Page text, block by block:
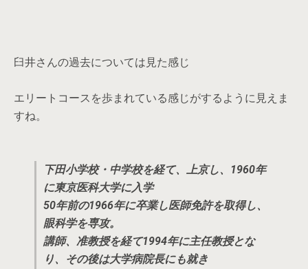
臼井さんの過去については見た感じ
エリートコースを歩まれている感じがするように見えま
すね。
下田小学校・中学校を経て、上京し、1960年
に東京医科大学に入学
50年前の1966年に卒業し医師免許を取得し、
眼科学を専攻。
講師、准教授を経て1994年に主任教授とな
り、その後は大学病院長にも就き